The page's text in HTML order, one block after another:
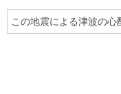
この地震による津波の心